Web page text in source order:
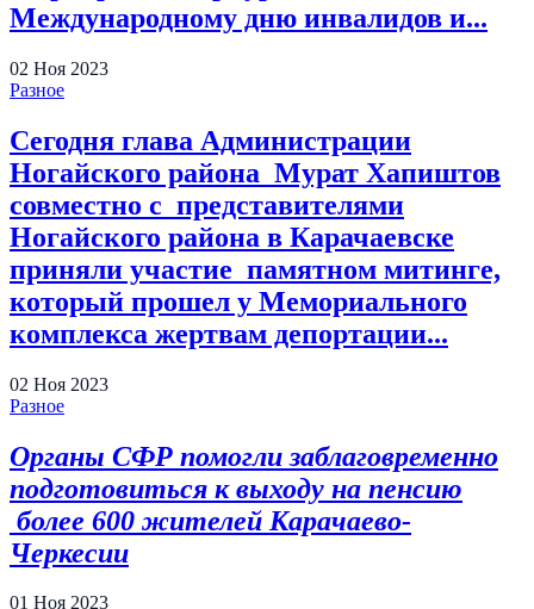
Международному дню инвалидов и...
02 Ноя 2023
Разное
Сегодня глава Администрации
Ногайского района Мурат Хапиштов
совместно с представителями
Ногайского района в Карачаевске
приняли участие памятном митинге,
который прошел у Мемориального
комплекса жертвам депортации...
02 Ноя 2023
Разное
Органы СФР помогли заблаговременно
подготовиться к выходу на пенсию
более 600 жителей Карачаево-
Черкесии
01 Ноя 2023